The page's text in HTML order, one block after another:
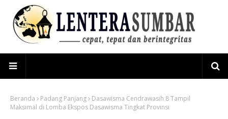
Beranda Padang Panjang
Dasawisma Cendrawasih 8 Tampil
Maksimal di Lomba Ekspos Dasawisma Tingkat Provinsi